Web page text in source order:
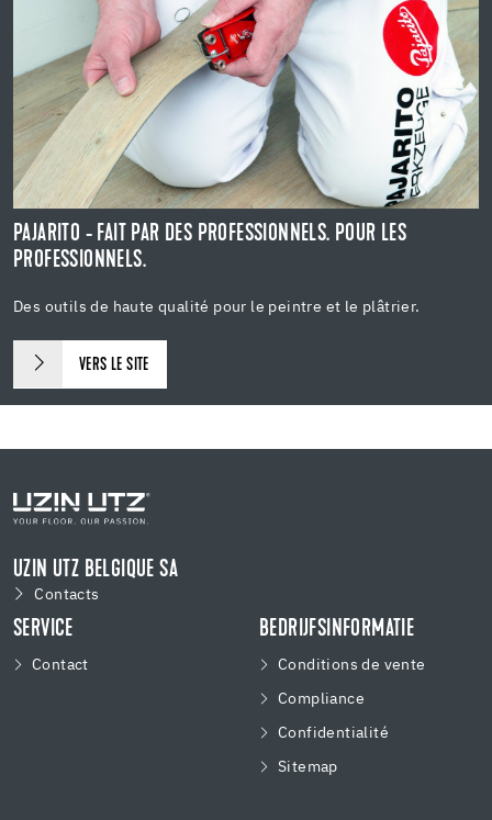
PAJARITO - FAIT PAR DES PROFESSIONNELS. POUR LES
PROFESSIONNELS.
Des outils de haute qualité pour le peintre et le plâtrier.
VERS LE SITE
UZIN UTZ BELGIQUE SA
Contacts
SERVICE
Contact
BEDRIJFSINFORMATIE
Conditions de vente
Compliance
Confidentialité
Sitemap